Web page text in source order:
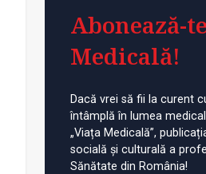
Abonează-
Medicală!
Dacă vrei să fii la curent
întâmplă în lumea
„Viața Medicală”,
socială și culturală a
Sănătate din România!